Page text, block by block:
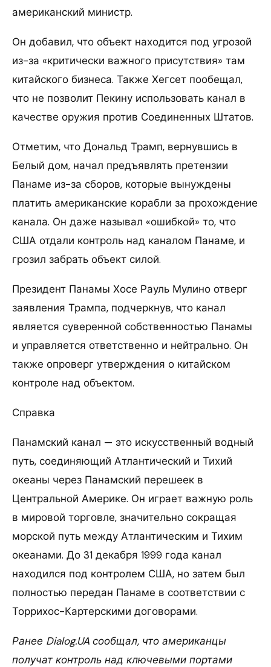
американский министр.
Он добавил, что объект находится под угрозой
из-за «критически важного присутствия» там
китайского бизнеса. Также Хегсет пообещал,
что не позволит Пекину использовать канал в
качестве оружия против Соединенных Штатов.
Отметим, что Дональд Трамп, вернувшись в
Белый дом, начал предъявлять претензии
Панаме из-за сборов, которые вынуждены
платить американские корабли за прохождение
канала. Он даже называл «ошибкой» то, что
США отдали контроль над каналом Панаме, и
грозил забрать объект силой.
Президент Панамы Хосе Рауль Мулино отверг
заявления Трампа, подчеркнув, что канал
является суверенной собственностью Панамы
и управляется ответственно и нейтрально. Он
также опроверг утверждения о китайском
контроле над объектом.
Справка
Панамский канал — это искусственный водный
путь, соединяющий Атлантический и Тихий
океаны через Панамский перешеек в
Центральной Америке. Он играет важную роль
в мировой торговле, значительно сокращая
морской путь между Атлантическим и Тихим
океанами. До 31 декабря 1999 года канал
находился под контролем США, но затем был
полностью передан Панаме в соответствии с
Торрихос-Картерскими договорами.
Ранее Dialog.UA сообщал, что американцы
получат контроль над ключевыми портами